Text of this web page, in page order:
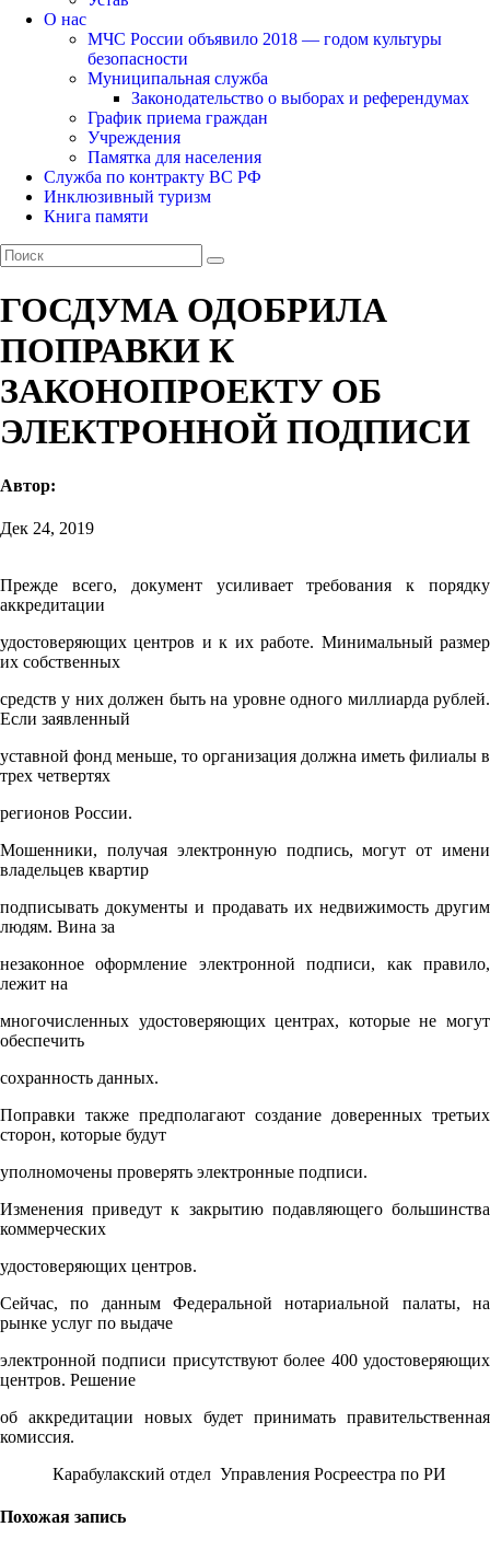
О нас
МЧС России объявило 2018 — годом культуры
безопасности
Муниципальная служба
Законодательство о выборах и референдумах
График приема граждан
Учреждения
Памятка для населения
Служба по контракту ВС РФ
Инклюзивный туризм
Книга памяти
ГОСДУМА ОДОБРИЛА
ПОПРАВКИ К
ЗАКОНОПРОЕКТУ ОБ
ЭЛЕКТРОННОЙ ПОДПИСИ
Автор:
Дек 24, 2019
Прежде всего, документ усиливает требования к порядку
аккредитации
удостоверяющих центров и к их работе. Минимальный размер
их собственных
средств у них должен быть на уровне одного миллиарда рублей.
Если заявленный
уставной фонд меньше, то организация должна иметь филиалы в
трех четвертях
регионов России.
Мошенники, получая электронную подпись, могут от имени
владельцев квартир
подписывать документы и продавать их недвижимость другим
людям. Вина за
незаконное оформление электронной подписи, как правило,
лежит на
многочисленных удостоверяющих центрах, которые не могут
обеспечить
сохранность данных.
Поправки также предполагают создание доверенных третьих
сторон, которые будут
уполномочены проверять электронные подписи.
Изменения приведут к закрытию подавляющего большинства
коммерческих
удостоверяющих центров.
Сейчас, по данным Федеральной нотариальной палаты, на
рынке услуг по выдаче
электронной подписи присутствуют более 400 удостоверяющих
центров. Решение
об аккредитации новых будет принимать правительственная
комиссия.
Карабулакский отдел Управления Росреестра по РИ
Похожая запись